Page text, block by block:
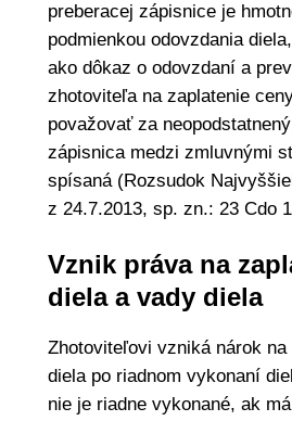
preberacej zápisnice je
podmienkou odovzdania
ako dôkaz o odovzdaní a
zhotoviteľa na zaplatenie
považovať za
zápisnica medzi zmluvnými
spísaná (Rozsudok
z 24.7.2013, sp. zn.: 23 Cdo
Vznik práva na
diela a vady diela
Zhotoviteľovi vzniká nárok na
diela po riadnom vykonaní
nie je riadne vykonané, ak